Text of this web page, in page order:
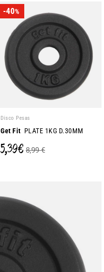
-40%
Disco Pesas
Get Fit PLATE 1KG D.30MM
5,39 € 8,99 €